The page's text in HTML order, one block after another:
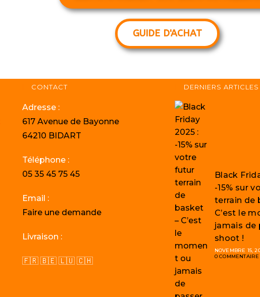
GUIDE D'ACHAT
CONTACT
Adresse :
617 Avenue de Bayonne
64210 BIDART
Téléphone :
05 35 45 75 45
Email :
Faire une demande
Livraison :
🇫🇷 🇧🇪 🇱🇺 🇨🇭
DERNIERS ARTICLES
Black
-15% sur
terrain de
C’est le
jamais de
shoot !
NOVEMBRE 15,
0 COMMENTAIRE